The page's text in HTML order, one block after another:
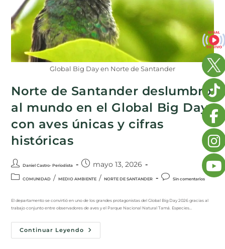
Global Big Day en Norte de Santander
Norte de Santander deslumbró
al mundo en el Global Big Day
con aves únicas y cifras
históricas
Daniel Castro- Periodista mayo 13, 2026
COMUNIDAD / MEDIO AMBIENTE / NORTE DE SANTANDER Sin comentarios
El departamento se convirtió en uno de los grandes protagonistas del Global Big Day 2026 gracias al
trabajo conjunto entre observadores de aves y el Parque Nacional Natural Tamá. Especies…
Continuar Leyendo